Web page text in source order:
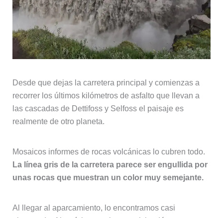
Desde que dejas la carretera principal y comienzas a
recorrer los últimos kilómetros de asfalto que llevan a
las cascadas de Dettifoss y Selfoss el paisaje es
realmente de otro planeta.
Mosaicos informes de rocas volcánicas lo cubren todo.
La línea gris de la carretera parece ser engullida por
unas rocas que muestran un color muy semejante.
Al llegar al aparcamiento, lo encontramos casi